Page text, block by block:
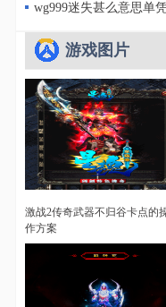
wg999迷失甚么意思单
游戏图片
激战2传奇武器不归谷卡点的
作方案